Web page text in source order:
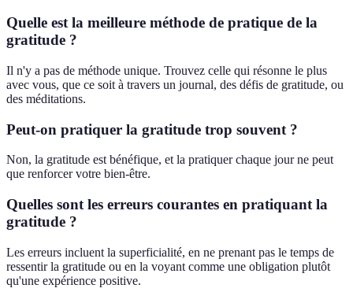
Quelle est la meilleure méthode de pratique de la
gratitude ?
Il n'y a pas de méthode unique. Trouvez celle qui résonne le plus
avec vous, que ce soit à travers un journal, des défis de gratitude, ou
des méditations.
Peut-on pratiquer la gratitude trop souvent ?
Non, la gratitude est bénéfique, et la pratiquer chaque jour ne peut
que renforcer votre bien-être.
Quelles sont les erreurs courantes en pratiquant la
gratitude ?
Les erreurs incluent la superficialité, en ne prenant pas le temps de
ressentir la gratitude ou en la voyant comme une obligation plutôt
qu'une expérience positive.